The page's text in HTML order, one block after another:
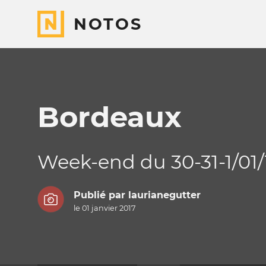
NOTOS
Bordeaux
Week-end du 30-31-1/01/
Publié par laurianegutter
le 01 janvier 2017